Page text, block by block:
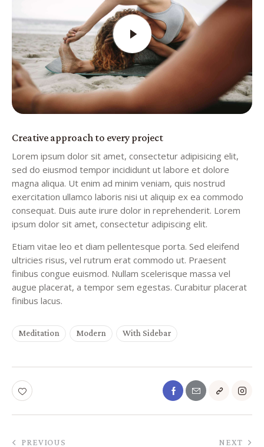
Creative approach to every project
Lorem ipsum dolor sit amet, consectetur adipisicing elit,
sed do eiusmod tempor incididunt ut labore et dolore
magna aliqua. Ut enim ad minim veniam, quis nostrud
exercitation ullamco laboris nisi ut aliquip ex ea commodo
consequat. Duis aute irure dolor in reprehenderit. Lorem
ipsum dolor sit amet, consectetur adipiscing elit.
Etiam vitae leo et diam pellentesque porta. Sed eleifend
ultricies risus, vel rutrum erat commodo ut. Praesent
finibus congue euismod. Nullam scelerisque massa vel
augue placerat, a tempor sem egestas. Curabitur placerat
finibus lacus.
Meditation Modern With Sidebar
PREVIOUS NEXT